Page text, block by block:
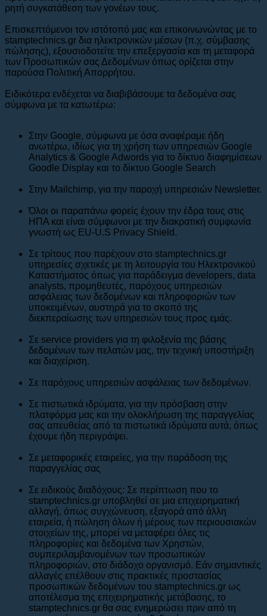
ρητή συγκατάθεση των γονέων τους.
Επισκεπτόμενοι τον ιστότοπό μας και επικοινωνώντας με το
stamptechnics.gr δια ηλεκτρονικών μέσων (π.χ. σύμβασης
πώλησης), εξουσιοδοτείτε την επεξεργασία και τη μεταφορά
των Προσωπικών σας Δεδομένων όπως ορίζεται στην
παρούσα Πολιτική Απορρήτου.
Ειδικότερα ενδέχεται να διαβιβάσουμε τα δεδομένα σας
σύμφωνα με τα κατωτέρω:
Στην Google, σύμφωνα με όσα αναφέραμε ήδη
ανωτέρω, ιδίως για τη χρήση των υπηρεσιών Google
Analytics & Google Adwords για το δίκτυο διαφημίσεων
Goodle Display και το δίκτυο Google Search
Στην Mailchimp, για την παροχή υπηρεσιών Newsletter.
Όλοι οι παραπάνω φορείς έχουν την έδρα τους στις
ΗΠΑ και είναι σύμφωνοι με την διακρατική συμφωνία
γνωστή ως EU-U.S Privacy Shield.
Σε τρίτους που παρέχουν στο stamptechnics.gr
υπηρεσίες σχετικές με τη λειτουργία του Ηλεκτρονικού
Καταστήματος όπως για παράδειγμα developers, data
analysts, προμηθευτές, παρόχους υπηρεσιών
ασφάλειας των δεδομένων και πληροφοριών των
υποκειμένων, αυστηρά για το σκοπό της
διεκπεραίωσης των υπηρεσιών τους προς εμάς.
Σε service providers για τη φιλοξενία της βάσης
δεδομένων των πελατών μας, την τεχνική υποστήριξη
και διαχείριση.
Σε παρόχους υπηρεσιών ασφάλειας των δεδομένων.
Σε πιστωτικά ιδρύματα, για την πρόσβαση στην
πλατφόρμα μας και την ολοκλήρωση της παραγγελίας
σας απευθείας από τα πιστωτικά ιδρύματα αυτά, όπως
έχουμε ήδη περιγράψει.
Σε μεταφορικές εταιρείες, για την παράδοση της
παραγγελίας σας
Σε ειδικούς διαδόχους: Σε περίπτωση που το
stamptechnics.gr υποβληθεί σε μια επιχειρηματική
αλλαγή, όπως συγχώνευση, εξαγορά από άλλη
εταιρεία, ή πώληση όλων ή μέρους των περιουσιακών
στοιχείων της, μπορεί να μεταφέρει όλες τις
πληροφορίες και δεδομένα των Χρηστών,
συμπεριλαμβανομένων των προσωπικών
πληροφοριών, στο διάδοχο οργανισμό. Εάν σημαντικές
αλλαγές επέλθουν στις πρακτικές προστασίας
προσωπικών δεδομένων του stamptechnics.gr ως
αποτέλεσμα της επιχειρηματικής μετάβασης, το
stamptechnics.gr θα σας ενημερώσει πριν από τη